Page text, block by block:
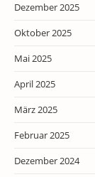
Dezember 2025
Oktober 2025
Mai 2025
April 2025
März 2025
Februar 2025
Dezember 2024